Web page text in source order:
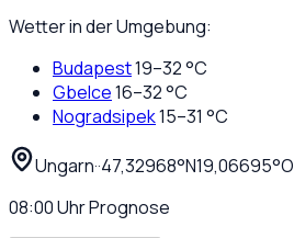
Wetter in der Umgebung:
Budapest19–32°C
Gbelce16–32°C
Nogradsipek15–31 °C
Ungarn··47,32968°N19,06695°O
08:00UhrPrognose